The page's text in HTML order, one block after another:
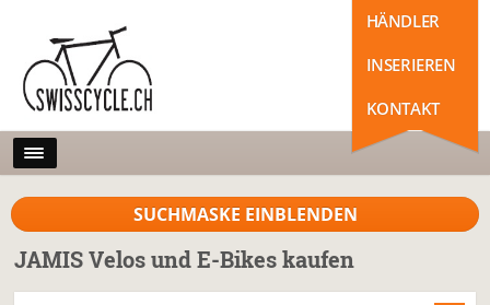
HÄNDLER
INSERIEREN
KONTAKT
SUCHMASKE EINBLENDEN
JAMIS Velos und E-Bikes kaufen